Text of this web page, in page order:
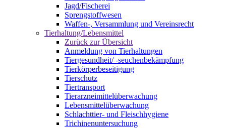
Jagd/Fischerei
Sprengstoffwesen
Waffen-, Versammlung und Vereinsrecht
Tierhaltung/Lebensmittel
Zurück zur Übersicht
Anmeldung von Tierhaltungen
Tiergesundheit/ -seuchenbekämpfung
Tierkörperbeseitigung
Tierschutz
Tiertransport
Tierarzneimittelüberwachung
Lebensmittelüberwachung
Schlachttier- und Fleischhygiene
Trichinenuntersuchung